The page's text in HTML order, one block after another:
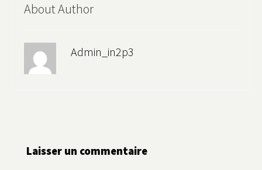
About Author
Admin_in2p3
Laisser un commentaire